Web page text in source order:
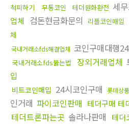
척피하기
무통코인 테더원화환전 세
업체 검돈현금화문의 리플코인매입
체
국내거래소fds해결업체 코인구매대행
국내거래소fds뚫는법 장외거래업체
입
비트코인매입 24시코인구매 롯데상
인거래 파이코인판매 테더구매 테
테더트론파는곳 솔라나판매 테더